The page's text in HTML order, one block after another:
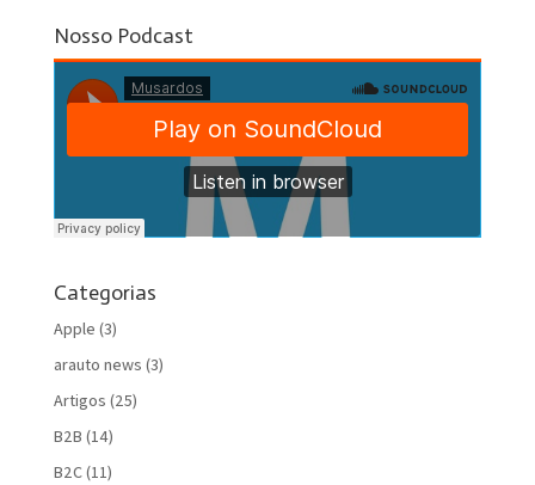
Nosso Podcast
Categorias
Apple (3)
arauto news (3)
Artigos (25)
B2B (14)
B2C(11)